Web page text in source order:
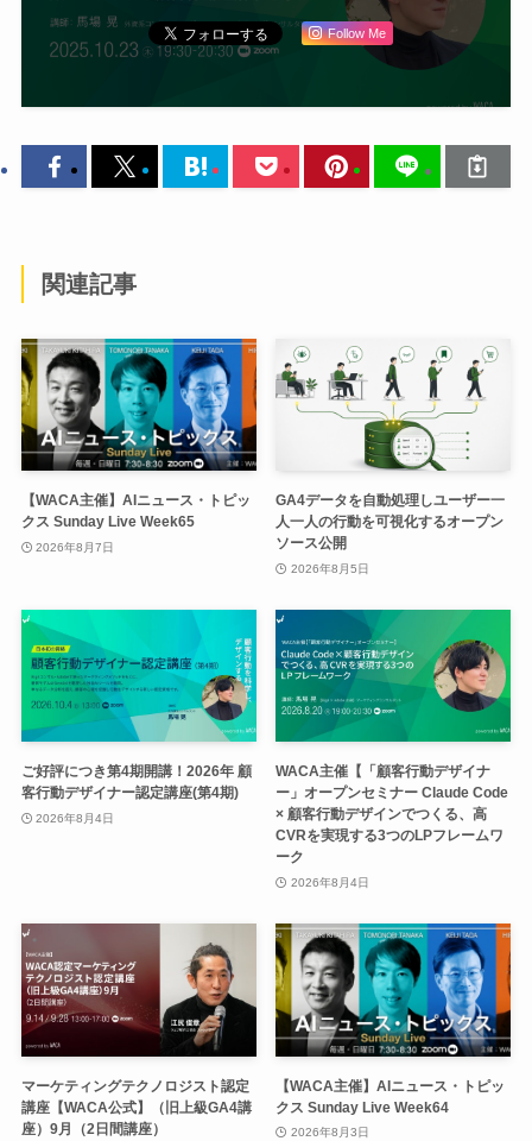
Follow Me
関連記事
【WACA主催】AIニュース・トピッ
クス Sunday Live Week65
2026年8月7日
GA4データを自動処理しユーザー一
人一人の行動を可視化するオープン
ソース公開
2026年8月5日
ご好評につき第4期開講！2026年 顧
客行動デザイナー認定講座(第4期)
2026年8月4日
WACA主催【「顧客行動デザイナ
ー」オープンセミナー Claude Code
× 顧客行動デザインでつくる、高
CVRを実現する3つのLPフレームワ
ーク
2026年8月4日
マーケティングテクノロジスト認定
講座【WACA公式】（旧上級GA4講
座）9月（2日間講座）
【WACA主催】AIニュース・トピッ
クス Sunday Live Week64
2026年8月3日